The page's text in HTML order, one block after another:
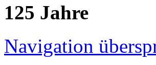
125 Jahre
Navigation